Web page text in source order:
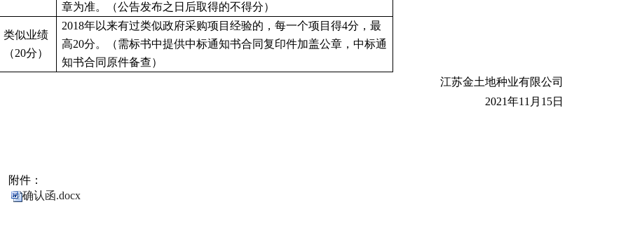
章为准。（公告发布之日后取得的不得分）
类似业绩
（20分）
2018年以来有过类似政府采购项目经验的，每一个项目得4分，最
高20分。（需标书中提供中标通知书合同复印件加盖公章， 中标通
知书合同 原件备查）
江苏金土地种业有限公司
2021年11 月 15日
附件：
确认函.docx